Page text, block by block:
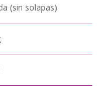
(sin solapas)